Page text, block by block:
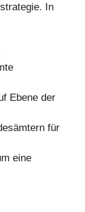
In
Ebene der
für
eine